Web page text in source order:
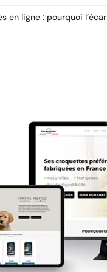
en ligne : pourquoi